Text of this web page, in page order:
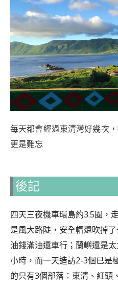
每天都會經過東清灣好幾次
更是難忘
後記
四天三夜機車環島約3.5圈，
是風大路陡，安全帽還吹掉
油錢滿油還車行；蘭嶼還是
小時，而一天造訪2-3個已是
的只有3個部落：東清、紅頭